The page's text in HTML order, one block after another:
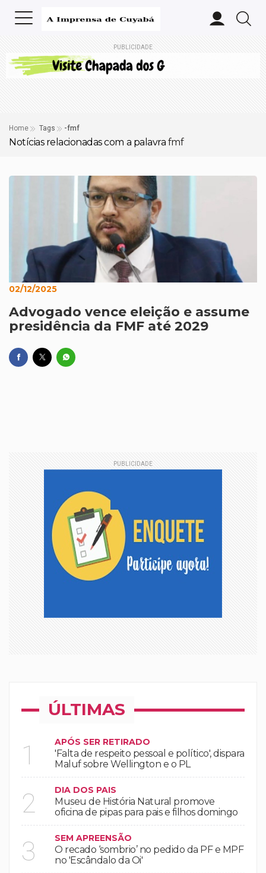
PUBLICIDADE
Home Tags -fmf
Notícias relacionadas com a palavra fmf
02/12/2025
Advogado vence eleição e assume
presidência da FMF até 2029
PUBLICIDADE
ÚLTIMAS
1 APÓS SER RETIRADO
'Falta de respeito pessoal e político', dispara
Maluf sobre Wellington e o PL
2 DIA DOS PAIS
Museu de História Natural promove
oficina de pipas para pais e filhos domingo
3 SEM APREENSÃO
O recado ‘sombrio’ no pedido da PF e MPF
no 'Escândalo da Oi'